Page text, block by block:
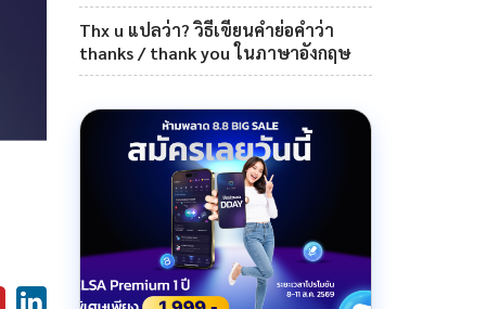
Thx u แปลว่า? วิธีเขียนคำย่อคำว่า
thanks / thank you ในภาษาอังกฤษ